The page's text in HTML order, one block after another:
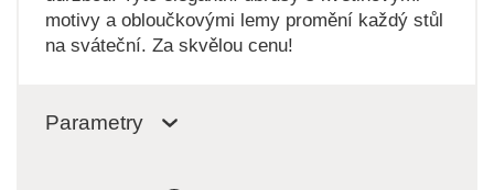
motivy a obloučkovými lemy promění každý stůl
na sváteční. Za skvělou cenu!
Parametry